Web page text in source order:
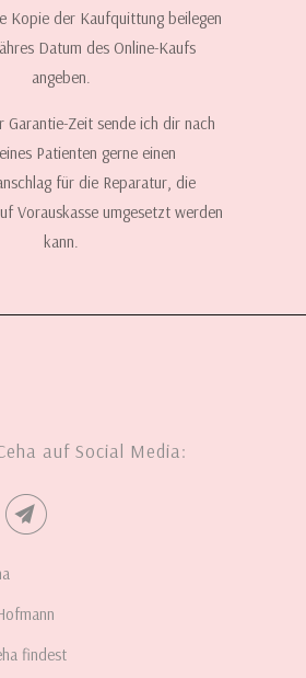
Kopie der Kaufquittung beilegen
Datum des Online-Kaufs
angeben.
Garantie-Zeit sende ich dir nach
Patienten gerne einen
für die Reparatur, die
Vorauskasse umgesetzt werden
kann.
auf Social Media:
findest